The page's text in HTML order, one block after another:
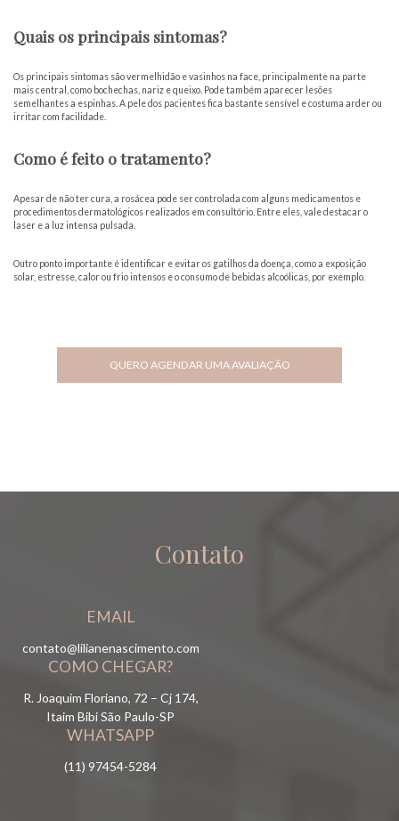
Quais os principais sintomas?
Os principais sintomas são vermelhidão e vasinhos na face, principalmente na parte
mais central, como bochechas, nariz e queixo. Pode também aparecer lesões
semelhantes a espinhas. A pele dos pacientes fica bastante sensível e costuma arder ou
irritar com facilidade.
Como é feito o tratamento?
Apesar de não ter cura, a rosácea pode ser controlada com alguns medicamentos e
procedimentos dermatológicos realizados em consultório. Entre eles, vale destacar o
laser e a luz intensa pulsada.
Outro ponto importante é identificar e evitar os gatilhos da doença, como a exposição
solar, estresse, calor ou frio intensos e o consumo de bebidas alcoólicas, por exemplo.
QUERO AGENDAR UMA AVALIAÇÃO
Contato
EMAIL
contato@lilianenascimento.com
COMO CHEGAR?
R. Joaquim Floriano, 72 – Cj 174,
Itaim Bibi São Paulo-SP
WHATSAPP
(11) 97454-5284